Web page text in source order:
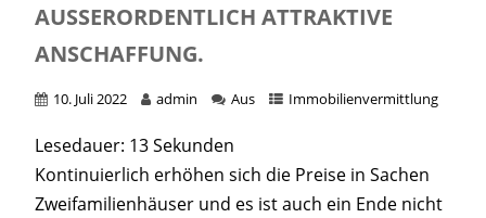
AUSSERORDENTLICH ATTRAKTIVE A
NSCHAFFUNG.
10. Juli 2022 admin Aus Immobilienvermittlung
Lesedauer: 13 Sekunden
Kontinuierlich erhöhen sich die Preise in Sachen
Zweifamilienhäuser und es ist auch ein Ende nicht